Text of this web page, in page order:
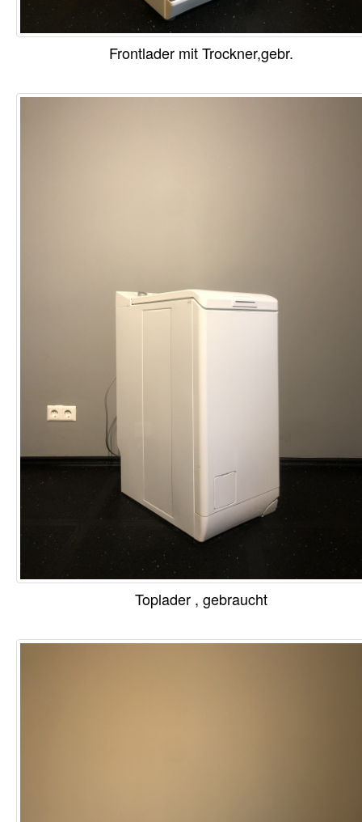
Frontlader mit Trockner,gebr.
Toplader , gebraucht